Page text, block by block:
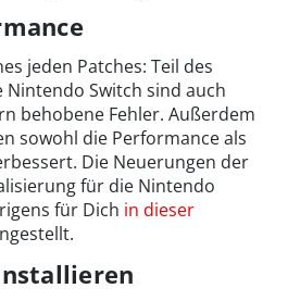
jeden Patches: Teil des
Nintendo Switch sind auch
behobene Fehler. Außerdem
sowohl die Performance als
Die Neuerungen der
für die Nintendo
für Dich in dieser